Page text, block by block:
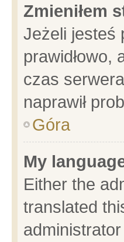
Zmieniłem
Jeżeli jesteś
prawidłowo,
czas
naprawił
Góra
My
Either the
translated